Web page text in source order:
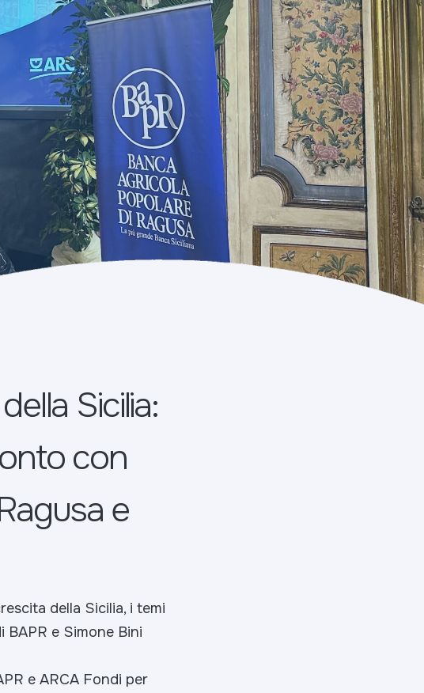
Sicilia:
con
e
della Sicilia, i temi
e Simone Bini
e ARCA Fondi per